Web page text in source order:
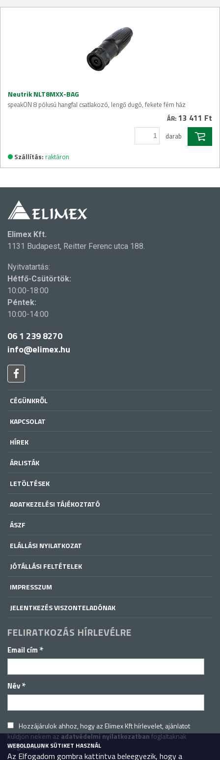
Neutrik NLT8MXX-BAG
speakON 8 pólusú hangfal csatlakozó, lengő dugó, fekete fém ház
ÁR: 13 411 Ft
darab
Szállítás: raktáron
Elimex Kft.
1131 Budapest, Reitter Ferenc utca 188.
Nyitvatartás:
Hétfő-Csütörtök:
10:00-18:00
Péntek:
10:00-14:00
06 1 239 8270
info@elimex.hu
CÉGÜNKRŐL
KAPCSOLAT
HÍREK
ÁRLISTÁK
LETÖLTÉSEK
ADATKEZELÉSI TÁJÉKOZTATÓ
ÁSZF
ELÁLLÁSI NYILATKOZAT
JÓTÁLLÁSI FELTÉTELEK
IMPRESSZUM
JELENTKEZÉS VISZONTELADÓNAK
FELIRATKOZÁS HÍRLEVÉLRE
Email cím *
Név*
Hozzájárulok ahhoz, hogy az Elimex Kft hírlevelet, ajánlatot
küldjön nekem azadatvédelmi nyilatkozatbanfoglaltaknak
megfelelően.
WEBOLDALUNK SÜTIKET HASZNÁL
Az Elfogadom gombra kattintva beleegyezik, hogy a